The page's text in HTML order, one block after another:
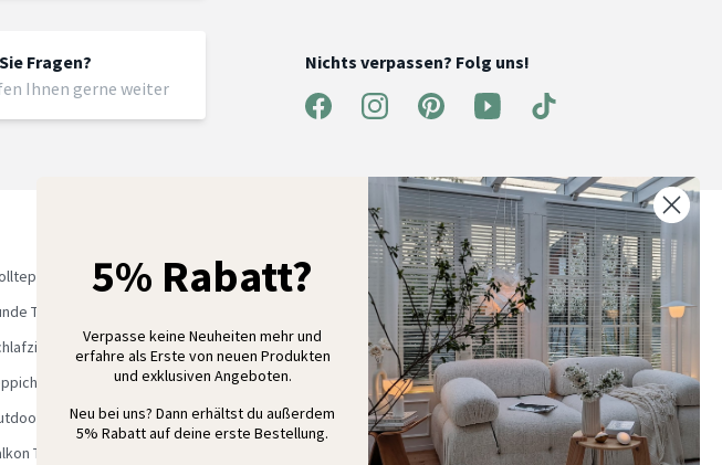
Fragen?
Ihnen gerne weiter
Nichts verpassen? Folg uns!
Teppich
Teppich
Outlet
Teppich
Teppich
5% Rabatt auf deine erste Bestellung
Melde dich für unseren Newsletter an und entdecke neue
Kollektionen, Angebote und Wohnideen als Erstes
Anmelden
5% Rabatt?
Verpasse keine Neuheiten mehr und
erfahre als Erste von neuen Produkten
und exklusiven Angeboten.
Neu bei uns? Dann erhältst du außerdem
5% Rabatt auf deine erste Bestellung.